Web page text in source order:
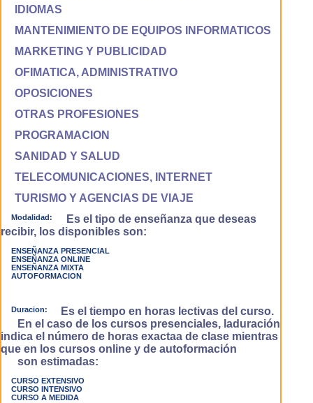
IDIOMAS
MANTENIMIENTO DE EQUIPOS INFORMATICOS
MARKETING Y PUBLICIDAD
OFIMATICA, ADMINISTRATIVO
OPOSICIONES
OTRAS PROFESIONES
PROGRAMACION
SANIDAD Y SALUD
TELECOMUNICACIONES, INTERNET
TURISMO Y AGENCIAS DE VIAJE
Modalidad:
Es el tipo de enseñanza que deseas
recibir, los disponibles son:
ENSEÑANZA PRESENCIAL
ENSEÑANZA ONLINE
ENSEÑANZA MIXTA
AUTOFORMACION
Duracion:
Es el tiempo en horas lectivas del curso.
En el caso de los cursos presenciales, laduración
indica el número de horas exactaa de clase mientras
que en los cursos online y de autoformación
son estimadas:
CURSO EXTENSIVO
CURSO INTENSIVO
CURSO A MEDIDA